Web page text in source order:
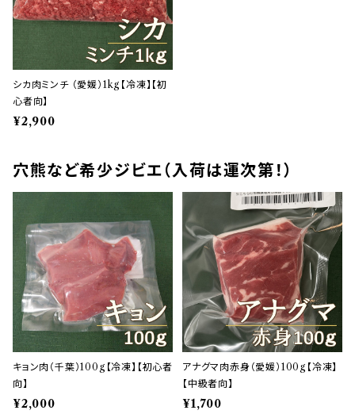
シカ肉ミンチ （愛媛）1kg【冷凍】【初
心者向】
¥2,900
穴熊など希少ジビエ（入荷は運次第！）
キョン肉（千葉）100g【冷凍】【初心者
向】
¥2,000
アナグマ肉赤身（愛媛）100g【冷凍】
【中級者向】
¥1,700